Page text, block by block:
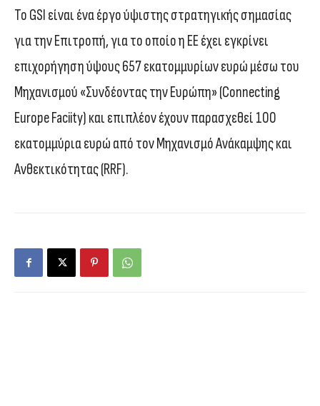
Το GSI είναι ένα έργο ύψιστης στρατηγικής σημασίας
για την Επιτροπή, για το οποίο η ΕΕ έχει εγκρίνει
επιχορήγηση ύψους 657 εκατομμυρίων ευρώ μέσω του
Μηχανισμού «Συνδέοντας την Ευρώπη» (Connecting
Europe Faciity) και επιπλέον έχουν παρασχεθεί 100
εκατομμύρια ευρώ από τον Μηχανισμό Ανάκαμψης και
Ανθεκτικότητας (RRF).